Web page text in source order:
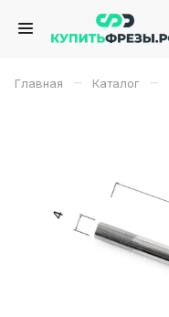
Главная – Каталог –